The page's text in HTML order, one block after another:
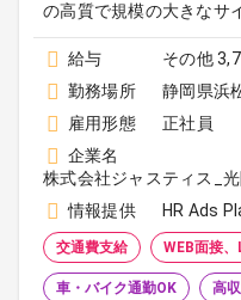
の高質で規模の大きなサ
給与
その他
勤務場所
静岡県浜
雇用形態
正社員
企業名
株式会社ジャスティス_
情報提供
HR Ads
交通費支給 WEB面接
車・バイク通勤OK 高